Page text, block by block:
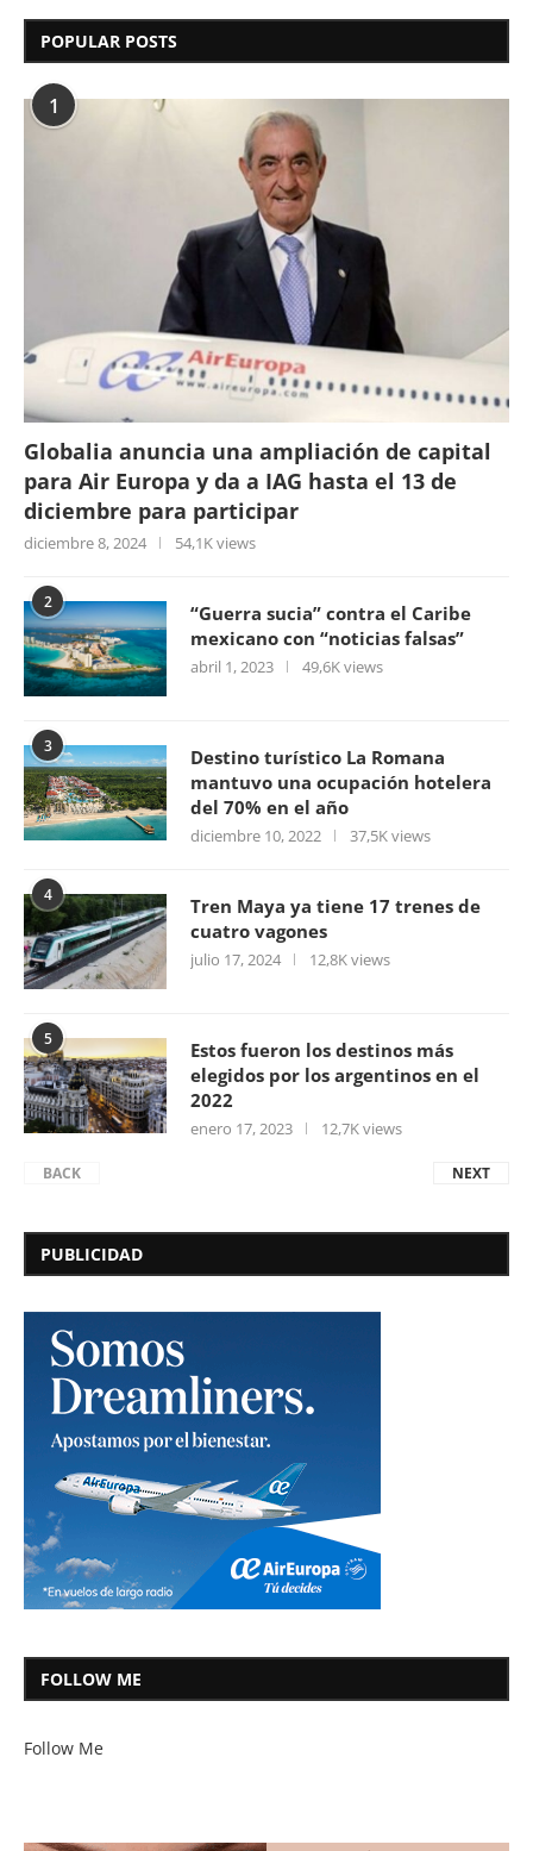
POPULAR POSTS
1
Globalia anuncia una ampliación de capital
para Air Europa y da a IAG hasta el 13 de
diciembre para participar
diciembre 8, 2024 54,1K views
2
“Guerra sucia” contra el Caribe
mexicano con “noticias falsas”
abril 1, 2023 49,6K views
3
Destino turístico La Romana
mantuvo una ocupación hotelera
del 70% en el año
diciembre 10, 2022 37,5K views
4
Tren Maya ya tiene 17 trenes de
cuatro vagones
julio 17, 2024 12,8K views
5
Estos fueron los destinos más
elegidos por los argentinos en el
2022
enero 17, 2023 12,7K views
BACK NEXT
PUBLICIDAD
FOLLOW ME
Follow Me